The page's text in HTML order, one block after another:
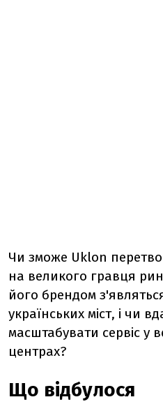
Чи зможе Uklon
на великого гравця
його брендом
українських міст, і чи
масштабувати сервіс у
центрах?
Що відбулося